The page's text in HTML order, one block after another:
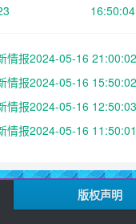
情报2024-05-16
情报2024-05-16
情报2024-05-16
情报2024-05-16
版权声明